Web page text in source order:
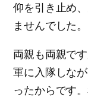
仰を引き止め
ませんでした。
両親も両親で
軍に入隊しな
ったからです